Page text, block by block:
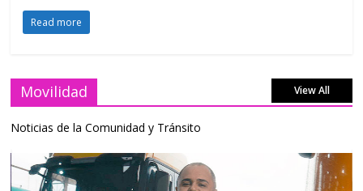
Read more
Movilidad View All
Noticias de la Comunidad y Tránsito